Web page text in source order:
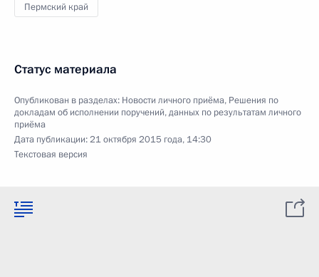
Пермский край
Статус материала
Опубликован в разделах: Новости личного приёма, Решения по
докладам об исполнении поручений, данных по результатам личного
приёма
Дата публикации:21 октября 2015 года, 14:30
Текстовая версия